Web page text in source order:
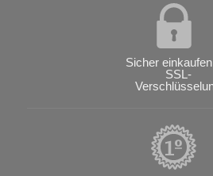
Sicher
SSL-